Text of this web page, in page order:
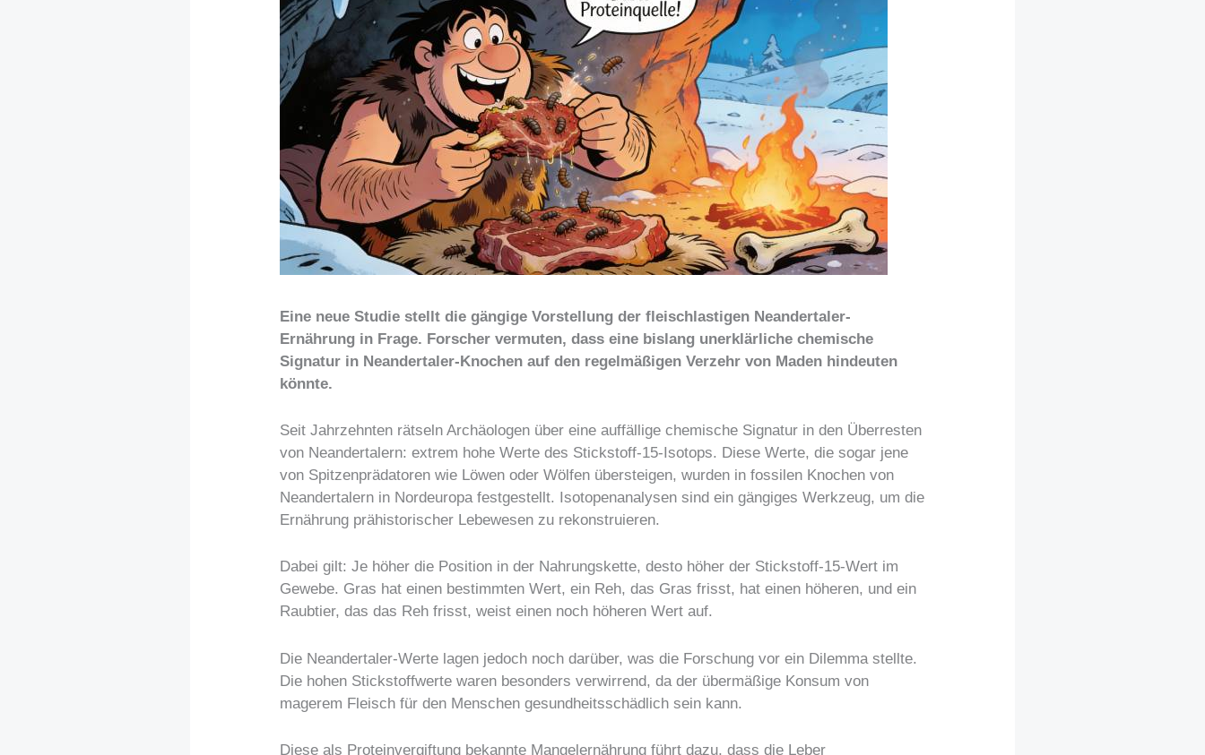
Eine neue Studie stellt die gängige Vorstellung der fleischlastigen Neandertaler-
Ernährung in Frage. Forscher vermuten, dass eine bislang unerklärliche chemische
Signatur in Neandertaler-Knochen auf den regelmäßigen Verzehr von Maden hindeuten
könnte.
Seit Jahrzehnten rätseln Archäologen über eine auffällige chemische Signatur in den Überresten
von Neandertalern: extrem hohe Werte des Stickstoff-15-Isotops. Diese Werte, die sogar jene
von Spitzenprädatoren wie Löwen oder Wölfen übersteigen, wurden in fossilen Knochen von
Neandertalern in Nordeuropa festgestellt. Isotopenanalysen sind ein gängiges Werkzeug, um die
Ernährung prähistorischer Lebewesen zu rekonstruieren.
Dabei gilt: Je höher die Position in der Nahrungskette, desto höher der Stickstoff-15-Wert im
Gewebe. Gras hat einen bestimmten Wert, ein Reh, das Gras frisst, hat einen höheren, und ein
Raubtier, das das Reh frisst, weist einen noch höheren Wert auf.
Die Neandertaler-Werte lagen jedoch noch darüber, was die Forschung vor ein Dilemma stellte.
Die hohen Stickstoffwerte waren besonders verwirrend, da der übermäßige Konsum von
magerem Fleisch für den Menschen gesundheitsschädlich sein kann.
Diese als Proteinvergiftung bekannte Mangelernährung führt dazu, dass die Leber